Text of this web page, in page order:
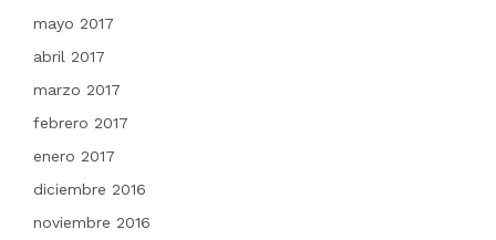
mayo 2017
abril 2017
marzo 2017
febrero 2017
enero 2017
diciembre 2016
noviembre 2016